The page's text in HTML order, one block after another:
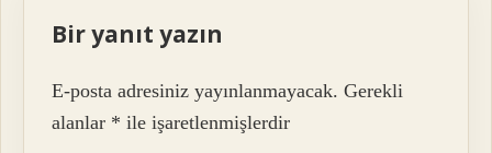
Bir yanıt yazın
E-posta adresiniz yayınlanmayacak. Gerekli
alanlar * ile işaretlenmişlerdir